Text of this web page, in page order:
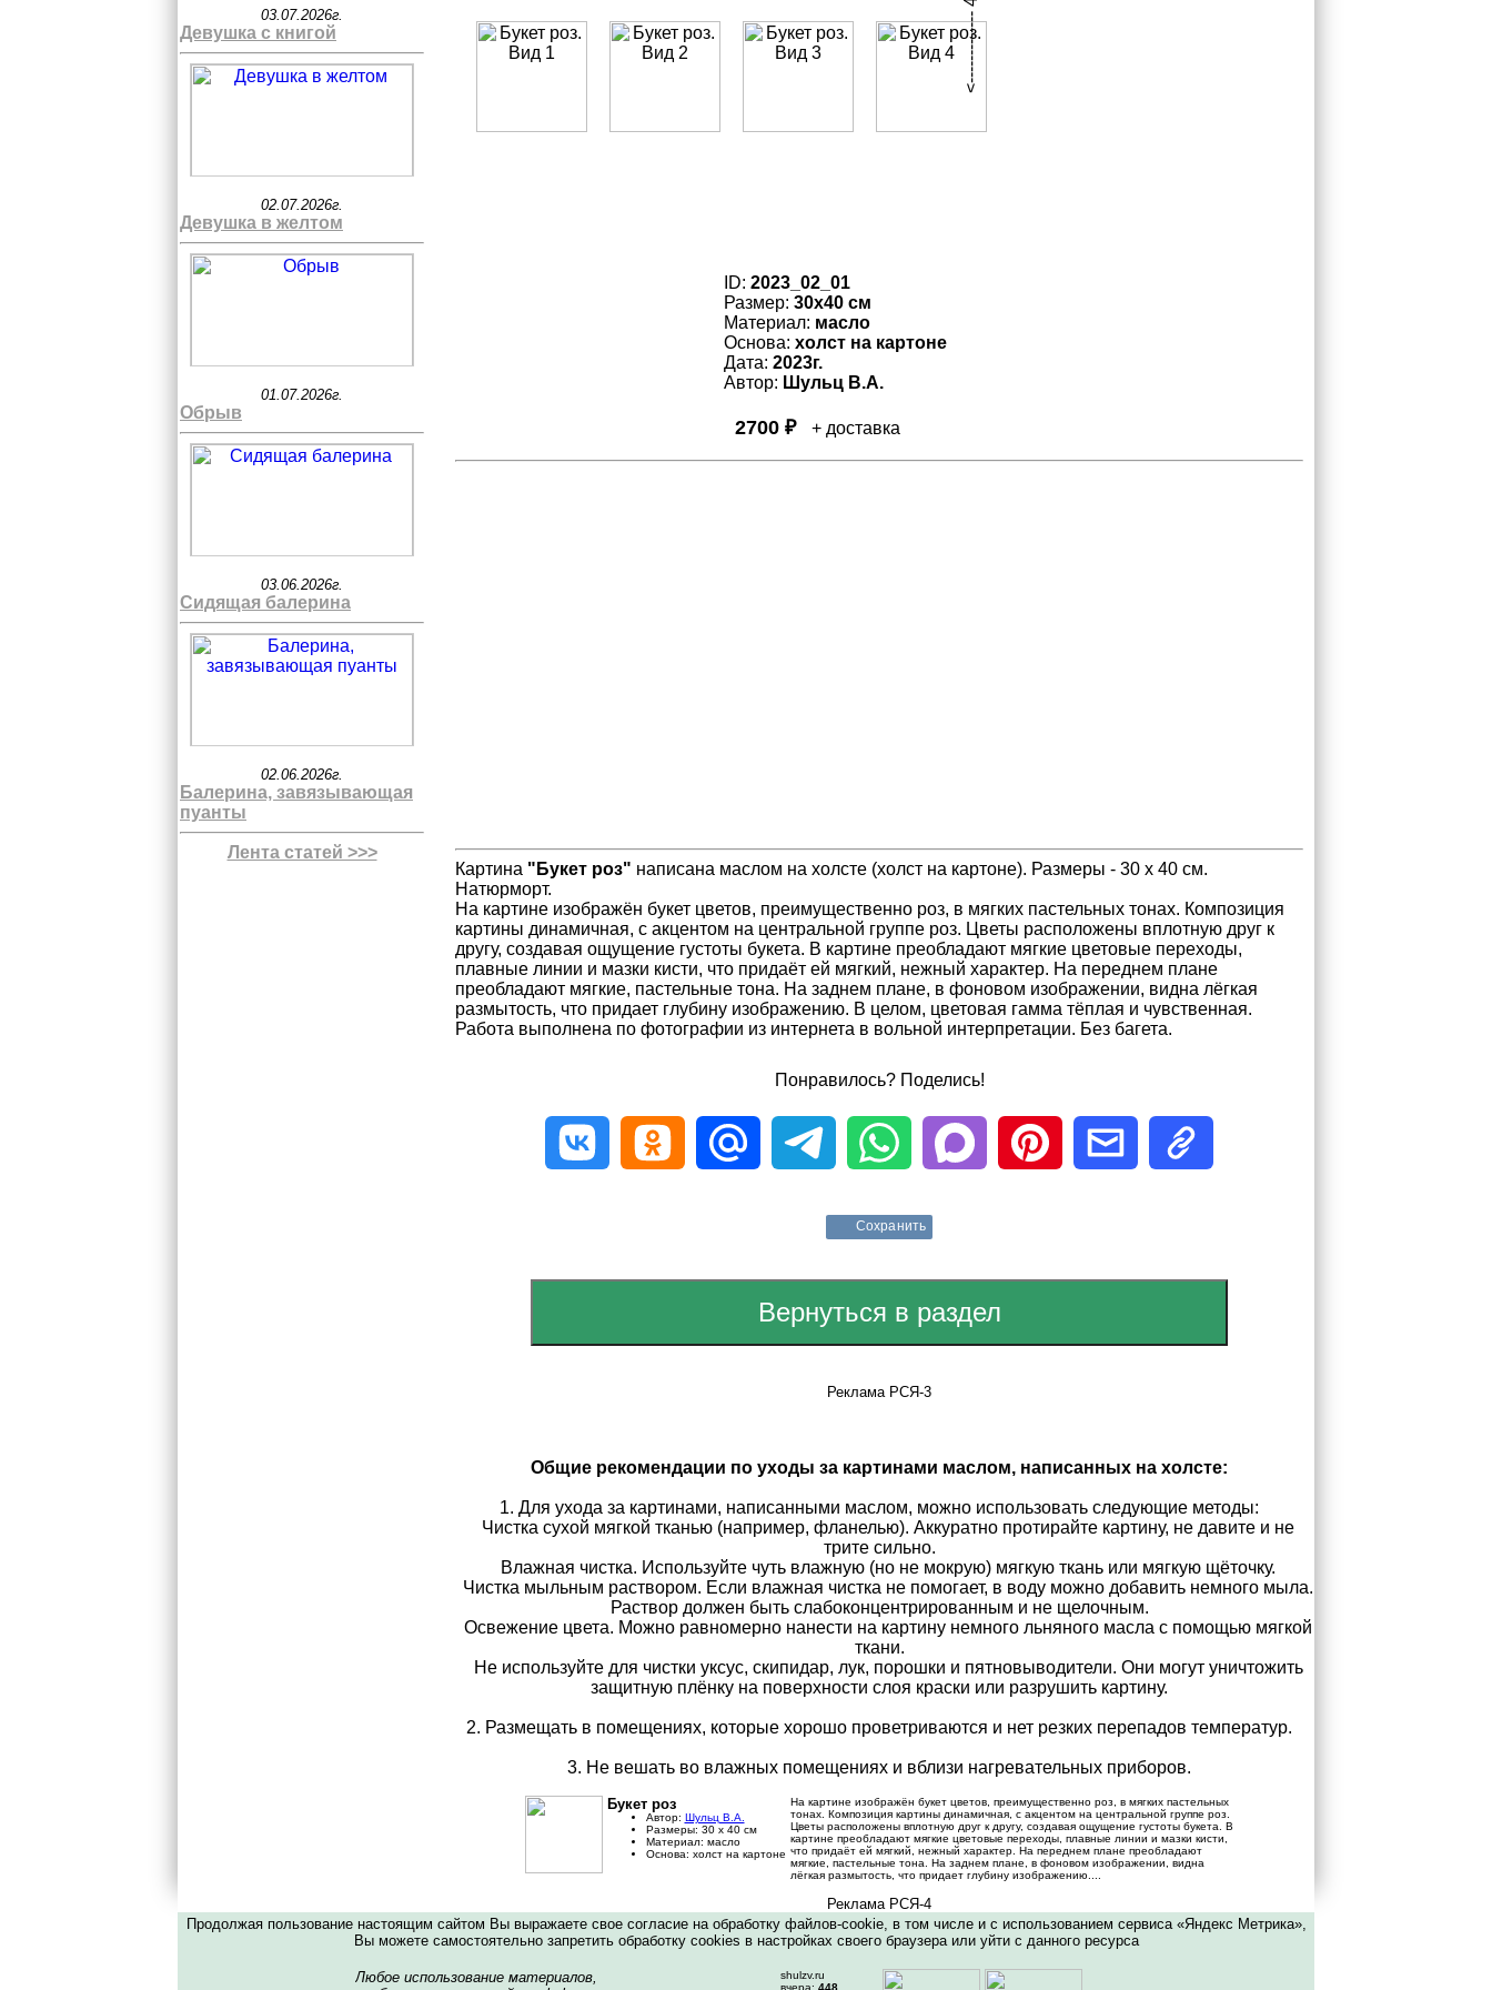
ID: 2023_02_01
Размер: 30x40 см
Материал: масло
Основа: холст на картоне
Дата: 2023г.
Автор: Шульц В.А.
2700 ₽ + доставка
Картина "Букет роз" написана маслом на холсте (холст на картоне). Размеры - 30 х 40 см.
Натюрморт.
На картине изображён букет цветов, преимущественно роз, в мягких пастельных тонах. Композиция
картины динамичная, с акцентом на центральной группе роз. Цветы расположены вплотную друг к
другу, создавая ощущение густоты букета. В картине преобладают мягкие цветовые переходы,
плавные линии и мазки кисти, что придаёт ей мягкий, нежный характер. На переднем плане
преобладают мягкие, пастельные тона. На заднем плане, в фоновом изображении, видна лёгкая
размытость, что придает глубину изображению. В целом, цветовая гамма тёплая и чувственная.
Работа выполнена по фотографии из интернета в вольной интерпретации. Без багета.
Понравилось? Поделись!
Сохранить
Реклама РСЯ-3
Общие рекомендации по уходы за картинами маслом, написанных на холсте:
1. Для ухода за картинами, написанными маслом, можно использовать следующие методы:
Чистка сухой мягкой тканью (например, фланелью). Аккуратно протирайте картину, не давите и не
трите сильно.
Влажная чистка. Используйте чуть влажную (но не мокрую) мягкую ткань или мягкую щёточку.
Чистка мыльным раствором. Если влажная чистка не помогает, в воду можно добавить немного мыла.
Раствор должен быть слабоконцентрированным и не щелочным.
Освежение цвета. Можно равномерно нанести на картину немного льняного масла с помощью мягкой
ткани.
Не используйте для чистки уксус, скипидар, лук, порошки и пятновыводители. Они могут уничтожить
защитную плёнку на поверхности слоя краски или разрушить картину.
2. Размещать в помещениях, которые хорошо проветриваются и нет резких перепадов температур.
3. Не вешать во влажных помещениях и вблизи нагревательных приборов.
Букет роз
Автор: Шульц В.А.
Размеры: 30х 40см
Материал: масло
Основа: холст на картоне
На картине изображён букет цветов, преимущественно роз, в мягких пастельных
тонах. Композиция картины динамичная, с акцентом на центральной группе роз.
Цветы расположены вплотную друг к другу, создавая ощущение густоты букета. В
картине преобладают мягкие цветовые переходы, плавные линии и мазки кисти,
что придаёт ей мягкий, нежный характер. На переднем плане преобладают
мягкие, пастельные тона. На заднем плане, в фоновом изображении, видна
лёгкая размытость, что придает глубину изображению....
Реклама РСЯ-4
03.07.2026г.
Девушка с книгой
02.07.2026г.
Девушка в желтом
01.07.2026г.
Обрыв
03.06.2026г.
Сидящая балерина
02.06.2026г.
Балерина, завязывающая
пуанты
Лента статей >>>
Продолжая пользование настоящим сайтом Вы выражаете свое согласие на обработку файлов-cookie, в том числе и с использованием сервиса «Яндекс Метрика»,
Вы можете самостоятельно запретить обработку cookies в настройках своего браузера или уйти с данного ресурса
Любое использование материалов,
shulzv.ru
вчера: 448